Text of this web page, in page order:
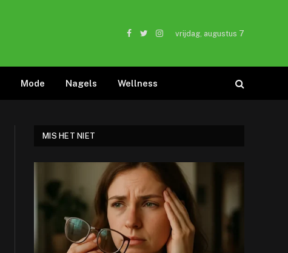
Facebook
TwitterInstagram
vrijdag, augustus 7
Mode Nagels Wellness
MIS HET NIET